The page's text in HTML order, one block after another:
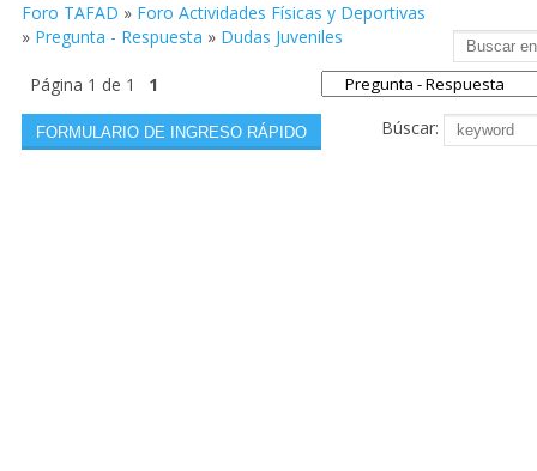
Foro TAFAD » Foro Actividades Físicas y Deportivas
» Pregunta - Respuesta » Dudas Juveniles
Página 1 de 1
1
Búscar: